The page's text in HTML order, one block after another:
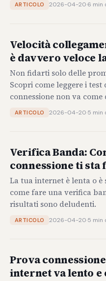
ARTICOLO 2026-04-20·6 min
Velocità
è davvero veloce
Non fidarti solo delle
Scopri come leggere i
connessione non va come
ARTICOLO 2026-04-20·5 min
Verifica Banda:
connessione ti sta
La tua internet è lenta o è
come fare una verifica
risultati sono deludenti.
ARTICOLO 2026-04-20·5 min
Prova
internet va lento